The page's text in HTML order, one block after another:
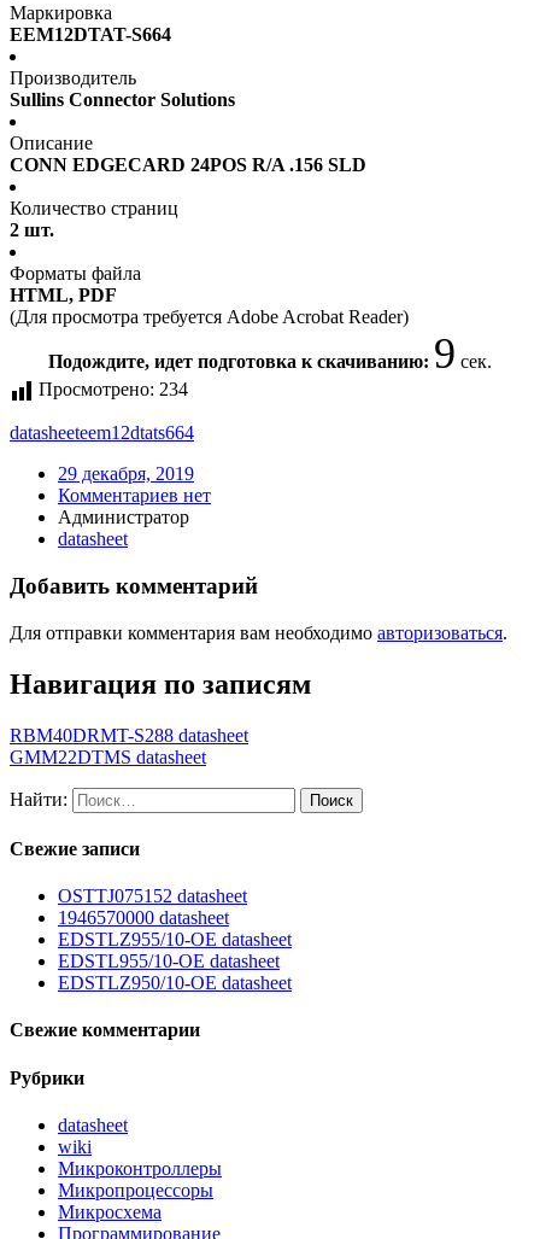
Маркировка
EEM12DTAT-S664
Производитель
Sullins Connector Solutions
Описание
CONN EDGECARD 24POS R/A .156 SLD
Количество страниц
2 шт.
Форматы файла
HTML, PDF
(Для просмотра требуется Adobe Acrobat Reader)
Подождите, идет подготовка к скачиванию: 9 сек.
Просмотрено: 234
datasheeteem12dtats664
29 декабря, 2019
Комментариев нет
Администратор
datasheet
Добавить комментарий
Для отправки комментария вам необходимо авторизоваться.
Навигация по записям
RBM40DRMT-S288 datasheet
GMM22DTMS datasheet
Найти:
Свежие записи
OSTTJ075152 datasheet
1946570000 datasheet
EDSTLZ955/10-OE datasheet
EDSTL955/10-OE datasheet
EDSTLZ950/10-OE datasheet
Свежие комментарии
Рубрики
datasheet
wiki
Микроконтроллеры
Микропроцессоры
Микросхема
Программирование